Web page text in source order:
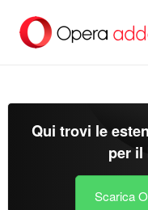
contenuto
Qui trovi le
per il
Scarica